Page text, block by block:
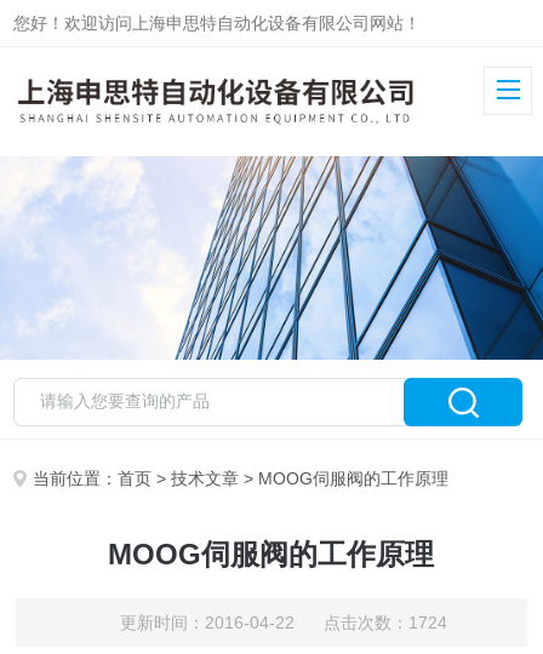
您好！欢迎访问上海申思特自动化设备有限公司网站！
当前位置：首页 >技术文章 > MOOG伺服阀的工作原理
MOOG伺服阀的工作原理
更新时间：2016-04-22 点击次数：1724